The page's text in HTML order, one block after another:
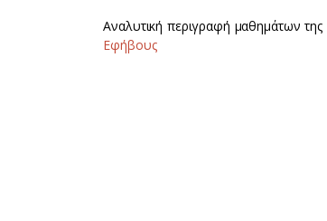
Αναλυτική περιγραφή μαθημάτων της
Εφήβους